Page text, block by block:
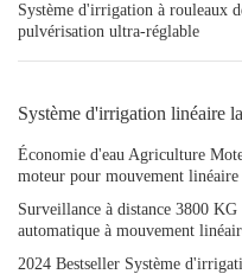
Système d'irrigation à rouleaux
pulvérisation ultra-réglable
Système d'irrigation linéaire
Économie d'eau Agriculture
moteur pour mouvement
Surveillance à distance 3800
automatique à mouvement
2024 Bestseller Système